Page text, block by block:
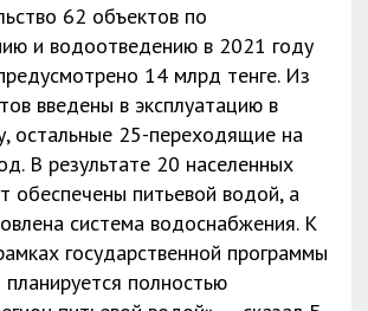
62 объектов по
и водоотведению в 2021 году
14 млрд тенге. Из
введены в эксплуатацию в
остальные 25-переходящие на
В результате 20 населенных
обеспечены питьевой водой, а
система водоснабжения. К
государственной программы
полностью